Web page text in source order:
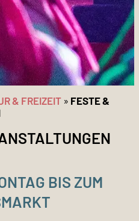
& FREIZEIT » FESTE &
BIS ZUM